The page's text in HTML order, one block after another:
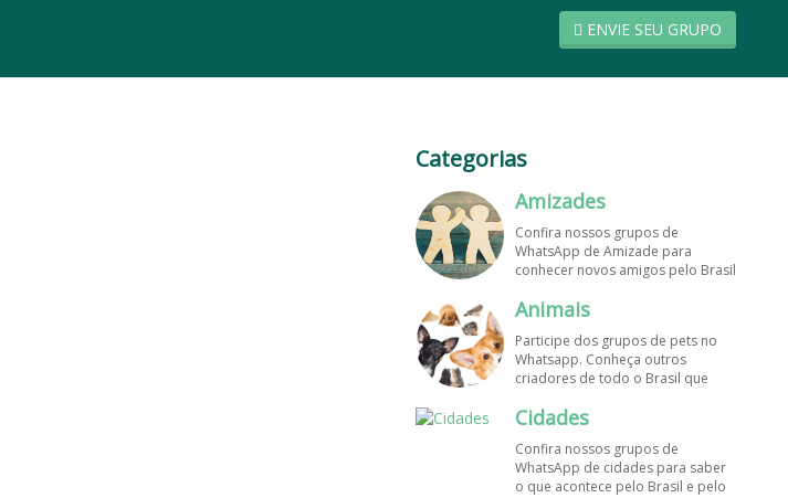
ENVIE SEU GRUPO
Categorias
Amizades
Confira nossos grupos de
WhatsApp de Amizade para
conhecer novos amigos pelo Brasil
melhores grupos de WhatsApp é
Animais
Participe dos grupos de pets no
Whatsapp. Conheça outros
criadores de todo o Brasil que
trocar dicas sobre como cuidar
grupos de WhatsApp de graça!
Cidades
Confira nossos grupos de
WhatsApp de cidades para saber
o que acontece pelo Brasil e pelo